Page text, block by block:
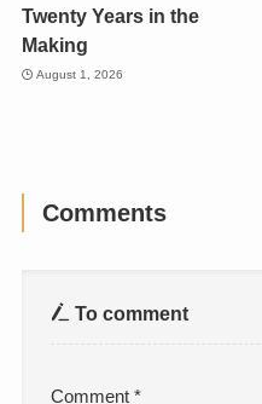
Twenty Years in the
Making
August 1, 2026
Comments
To comment
Comment*